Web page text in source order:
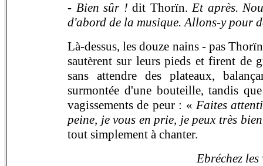
- Bien sûr ! dit Thorïn.Et après.
d'abord de la musique. Allons-y pour
Là-dessus, les douze nains - pas
sautèrent sur leurs pieds et firent de
sans attendre des plateaux,
surmontée d'une bouteille, tandis
vagissements de peur : « Faites
peine, je vous en prie, je peux très
tout simplement à chanter.
Ebréchez les